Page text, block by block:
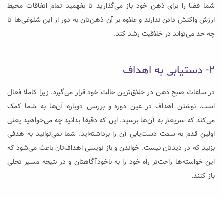
شما فضا را برای ذهن خود باز می‌گذارید تا بفهمید تمام اتفاقات محیط
ارزش واکنش دادن ندارند و علاوه بر آن ذهن‌تان به دور از این شلوغی‌ها تا
چه حد می‌تواند در خلاقیت رشد کند.
۲- دستیابی به اهداف
در ساعات صبح ذهن در خلاق‌ترین حالت خود قرار می‌گیرد. زیرا کاملا فعال
است. نوشتن اهداف در عین دوره و بررسی دوباره‌ آن‌ها به شما کمک
می‌کند که سریعتر به آن‌ها برسید. این که دقیقا بدانید چه می‌خواهید یعنی
اولین قدم به سمت دست‌یابی آن را برداشته‌اید. شما نمی‌توانید به هدفی
بزنید که در دیدتان نیست. خواندن و باز نویسی اهداف‌تان باعث می‌شود که
این خواسته‌ها راحت‌تر راه خود را به ناخود‌آگاهتان و در نتیجه مسیر تجلی
باز کنند.